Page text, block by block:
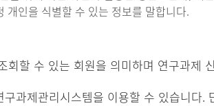
인을 식별할 수 있는 정보를 말합니다.
할 수 있는 회원을 의미하며 연구과제
과제관리시스템을 이용할 수 있습니